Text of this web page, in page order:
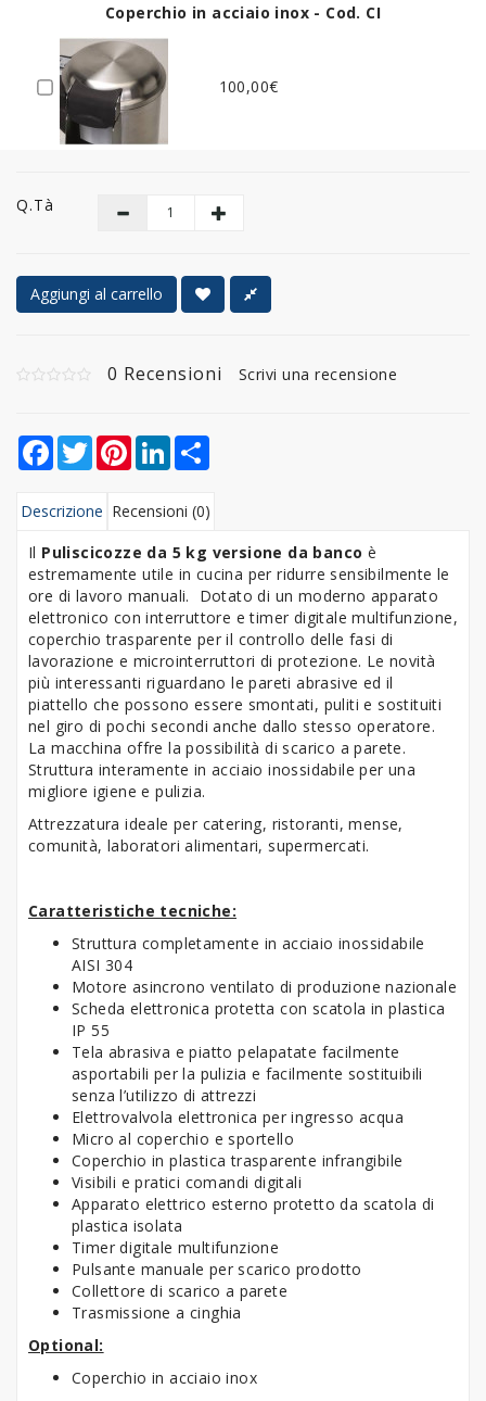
Coperchio in acciaio inox - Cod. CI
100,00€
Q.tà
Aggiungi al carrello
0 Recensioni Scrivi una recensione
Facebook
TwitterPinterestLinkedIn
Descrizione Recensioni (0)
Il Puliscicozze da 5 kg versione da banco è
estremamente utile in cucina per ridurre sensibilmente le
ore di lavoro manuali. Dotato di un moderno apparato
elettronico con interruttore e timer digitale multifunzione,
coperchio trasparente per il controllo delle fasi di
lavorazione e microinterruttori di protezione. Le novità
più interessanti riguardano le pareti abrasive ed il
piattello che possono essere smontati, puliti e sostituiti
nel giro di pochi secondi anche dallo stesso operatore.
La macchina offre la possibilità di scarico a parete.
Struttura interamente in acciaio inossidabile per una
migliore igiene e pulizia.
Attrezzatura ideale per catering, ristoranti, mense,
comunità, laboratori alimentari, supermercati.
Caratteristiche tecniche:
Struttura completamente in acciaio inossidabile
AISI 304
Motore asincrono ventilato di produzione nazionale
Scheda elettronica protetta con scatola in plastica
IP 55
Tela abrasiva e piatto pelapatate facilmente
asportabili per la pulizia e facilmente sostituibili
senza l’utilizzo di attrezzi
Elettrovalvola elettronica per ingresso acqua
Micro al coperchio e sportello
Coperchio in plastica trasparente infrangibile
Visibili e pratici comandi digitali
Apparato elettrico esterno protetto da scatola di
plastica isolata
Timer digitale multifunzione
Pulsante manuale per scarico prodotto
Collettore di scarico a parete
Trasmissione a cinghia
Optional:
Coperchio in acciaio inox